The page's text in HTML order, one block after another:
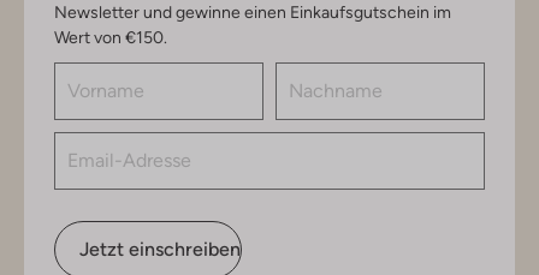
Newsletter und gewinne einen Einkaufsgutschein im
Wert von €150.
Jetzt einschreiben